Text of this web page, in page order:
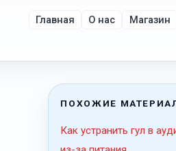
Главная О нас Магазин
ПОХОЖИЕ
Как устранить гул в